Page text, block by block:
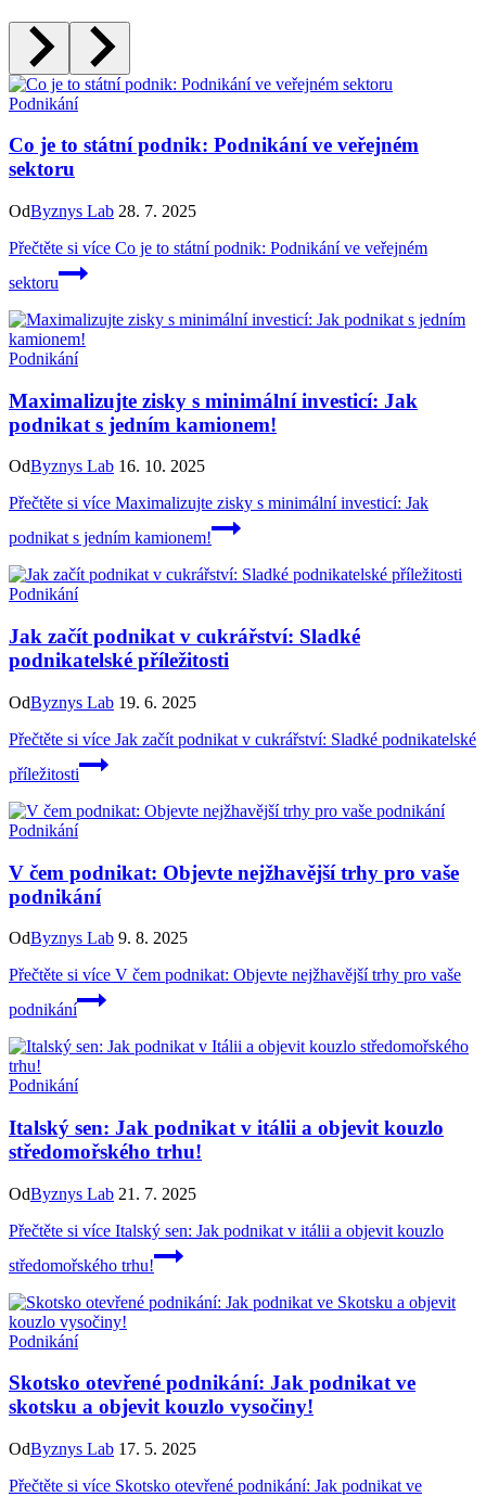
Podnikání
Co je to státní podnik: Podnikání ve veřejném
sektoru
OdByznys Lab 28. 7. 2025
Přečtěte si více Co je to státní podnik: Podnikání ve veřejném
sektoru
Podnikání
Maximalizujte zisky s minimální investicí: Jak
podnikat s jedním kamionem!
OdByznys Lab 16. 10. 2025
Přečtěte si více Maximalizujte zisky s minimální investicí: Jak
podnikat s jedním kamionem!
Podnikání
Jak začít podnikat v cukrářství: Sladké
podnikatelské příležitosti
OdByznys Lab 19. 6. 2025
Přečtěte si více Jak začít podnikat v cukrářství: Sladké podnikatelské
příležitosti
Podnikání
V čem podnikat: Objevte nejžhavější trhy pro vaše
podnikání
OdByznys Lab 9. 8. 2025
Přečtěte si více V čem podnikat: Objevte nejžhavější trhy pro vaše
podnikání
Podnikání
Italský sen: Jak podnikat v itálii a objevit kouzlo
středomořského trhu!
OdByznys Lab 21. 7. 2025
Přečtěte si více Italský sen: Jak podnikat v itálii a objevit kouzlo
středomořského trhu!
Podnikání
Skotsko otevřené podnikání: Jak podnikat ve
skotsku a objevit kouzlo vysočiny!
OdByznys Lab 17. 5. 2025
Přečtěte si více Skotsko otevřené podnikání: Jak podnikat ve